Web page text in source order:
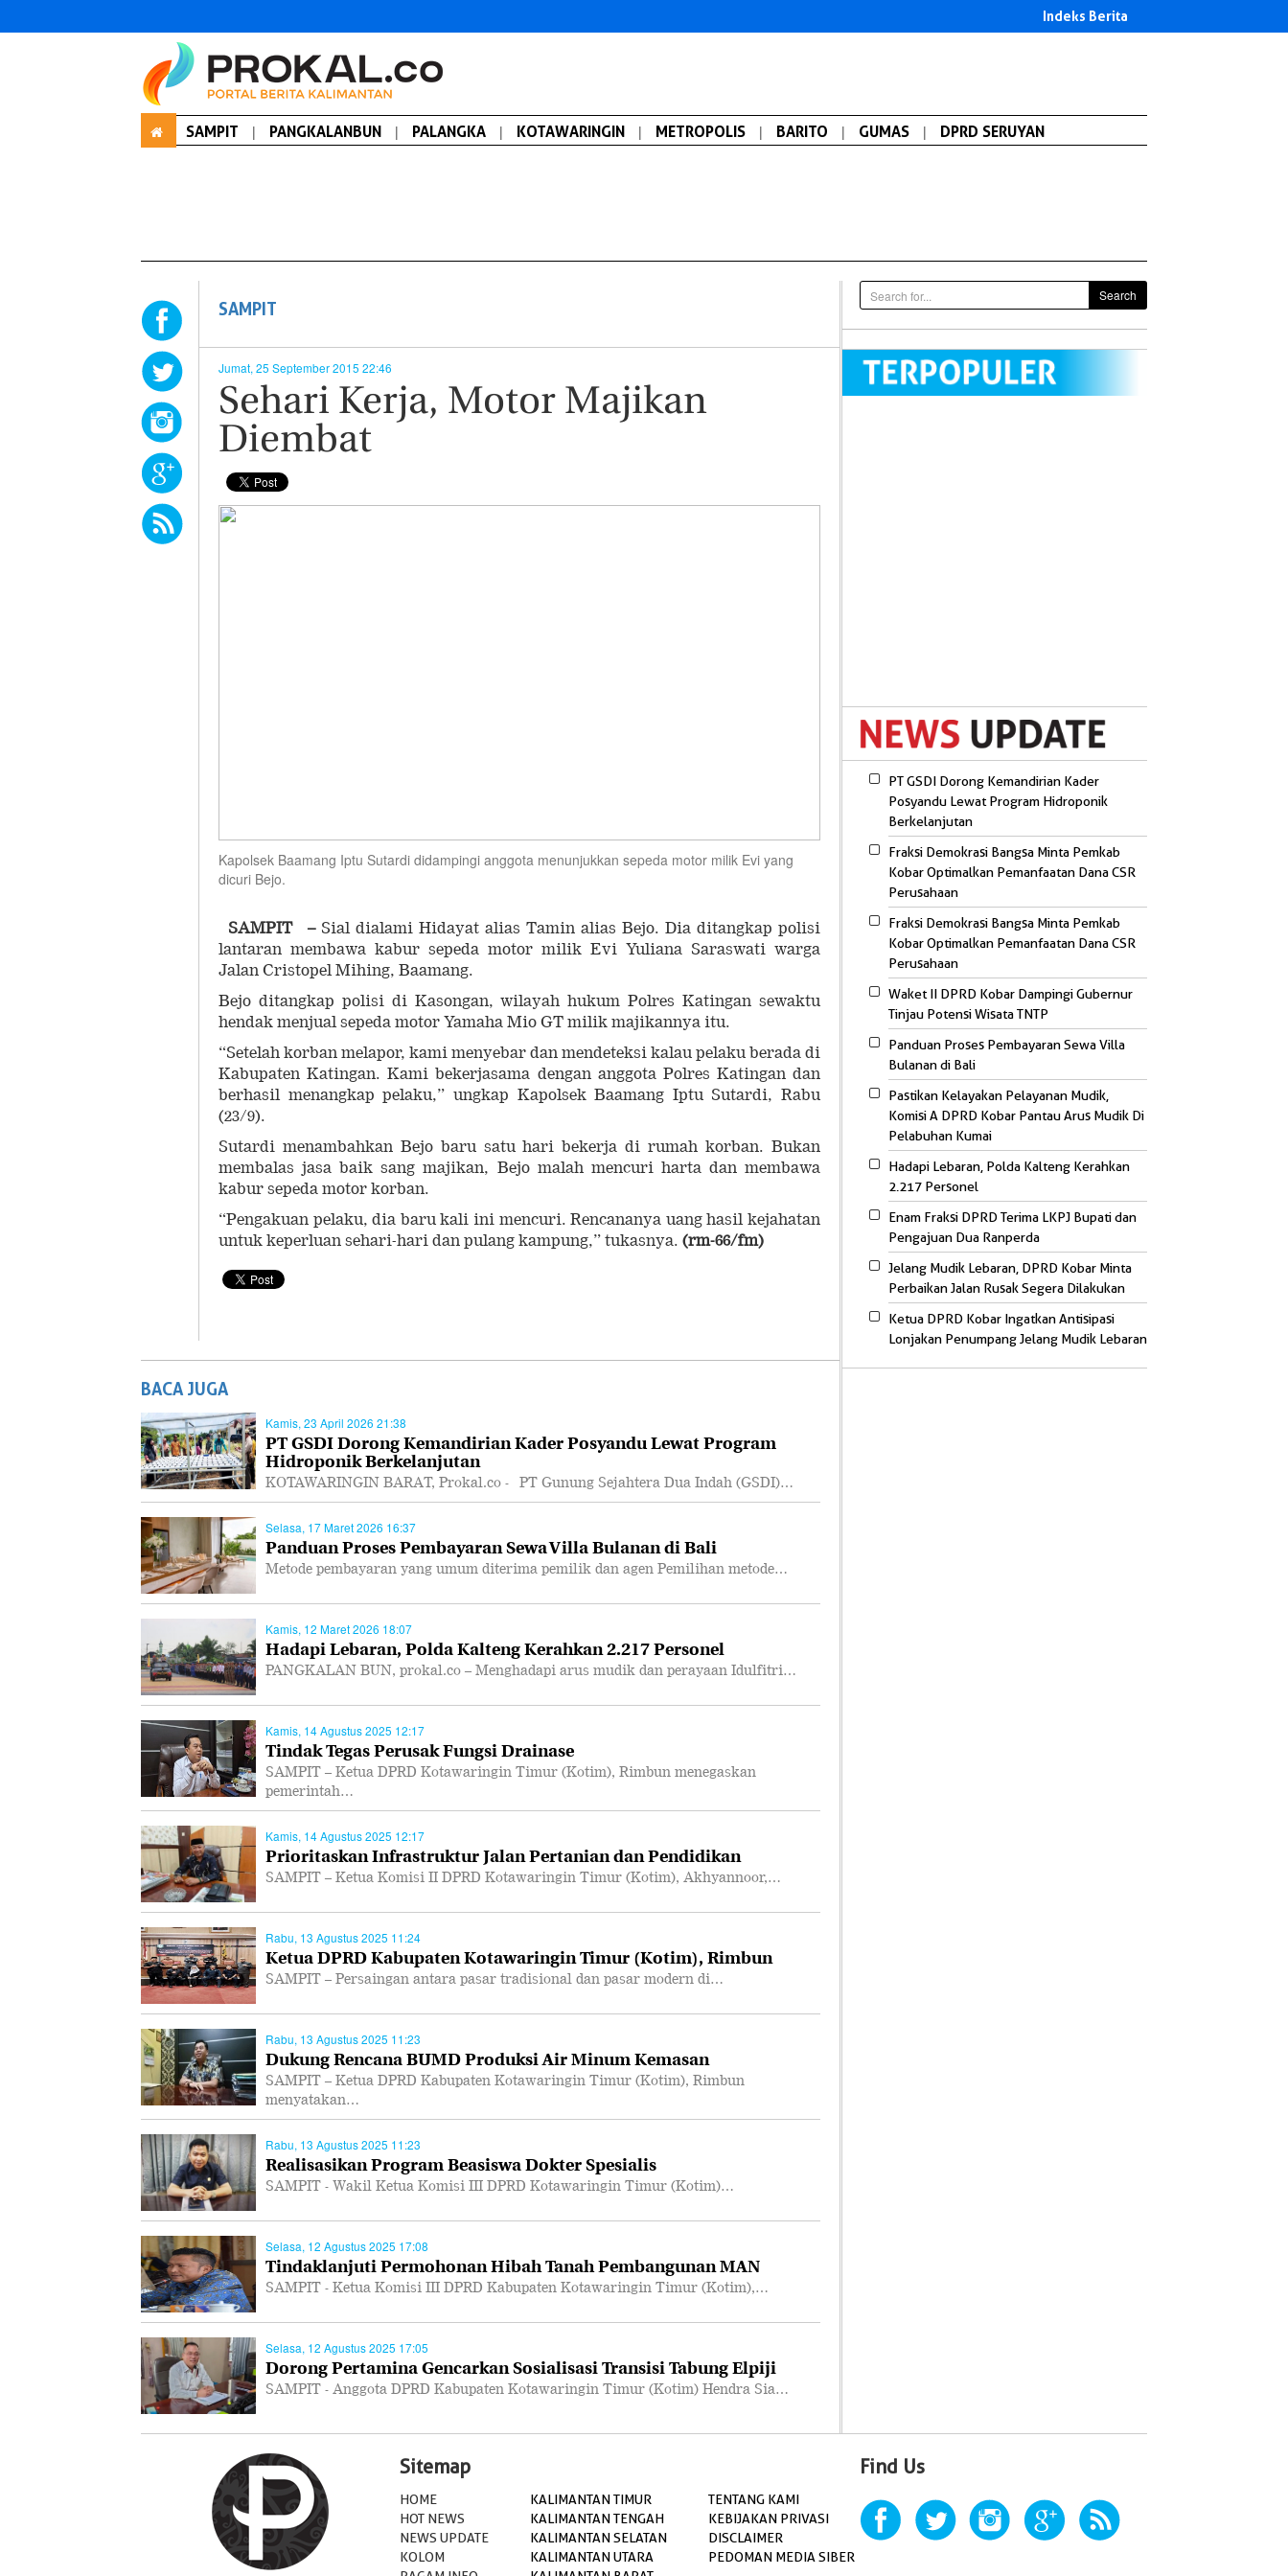
Indeks Berita
SAMPIT | PANGKALANBUN | PALANGKA | KOTAWARINGIN | METROPOLIS | BARITO | GUMAS | DPRD SERUYAN
SAMPIT
Jumat, 25 September 2015 22:46
Sehari Kerja, Motor Majikan
Diembat
Kapolsek Baamang Iptu Sutardi didampingi anggota menunjukkan sepeda motor milik Evi yang
dicuri Bejo.
SAMPIT – Sial dialami Hidayat alias Tamin alias Bejo. Dia ditangkap polisi
lantaran membawa kabur sepeda motor milik Evi Yuliana Saraswati warga
Jalan Cristopel Mihing, Baamang.
Bejo ditangkap polisi di Kasongan, wilayah hukum Polres Katingan sewaktu
hendak menjual sepeda motor Yamaha Mio GT milik majikannya itu.
“Setelah korban melapor, kami menyebar dan mendeteksi kalau pelaku berada di
Kabupaten Katingan. Kami bekerjasama dengan anggota Polres Katingan dan
berhasil menangkap pelaku,” ungkap Kapolsek Baamang Iptu Sutardi, Rabu
(23/9).
Sutardi menambahkan Bejo baru satu hari bekerja di rumah korban. Bukan
membalas jasa baik sang majikan, Bejo malah mencuri harta dan membawa
kabur sepeda motor korban.
“Pengakuan pelaku, dia baru kali ini mencuri. Rencananya uang hasil kejahatan
untuk keperluan sehari-hari dan pulang kampung,” tukasnya. (rm-66/fm)
BACA JUGA
Kamis, 23 April 2026 21:38
PT GSDI Dorong Kemandirian Kader Posyandu Lewat Program
Hidroponik Berkelanjutan
KOTAWARINGIN BARAT, Prokal.co - PT Gunung Sejahtera Dua Indah (GSDI)…
Selasa, 17 Maret 2026 16:37
Panduan Proses Pembayaran Sewa Villa Bulanan di Bali
Metode pembayaran yang umum diterima pemilik dan agen Pemilihan metode…
Kamis, 12 Maret 2026 18:07
Hadapi Lebaran, Polda Kalteng Kerahkan 2.217 Personel
PANGKALAN BUN, prokal.co – Menghadapi arus mudik dan perayaan Idulfitri…
Kamis, 14 Agustus 2025 12:17
Tindak Tegas Perusak Fungsi Drainase
SAMPIT – Ketua DPRD Kotawaringin Timur (Kotim), Rimbun menegaskan
pemerintah…
Kamis, 14 Agustus 2025 12:17
Prioritaskan Infrastruktur Jalan Pertanian dan Pendidikan
SAMPIT – Ketua Komisi II DPRD Kotawaringin Timur (Kotim), Akhyannoor,…
Rabu, 13 Agustus 2025 11:24
Ketua DPRD Kabupaten Kotawaringin Timur (Kotim), Rimbun
SAMPIT – Persaingan antara pasar tradisional dan pasar modern di…
Rabu, 13 Agustus 2025 11:23
Dukung Rencana BUMD Produksi Air Minum Kemasan
SAMPIT – Ketua DPRD Kabupaten Kotawaringin Timur (Kotim), Rimbun
menyatakan…
Rabu, 13 Agustus 2025 11:23
Realisasikan Program Beasiswa Dokter Spesialis
SAMPIT - Wakil Ketua Komisi III DPRD Kotawaringin Timur (Kotim)…
Selasa, 12 Agustus 2025 17:08
Tindaklanjuti Permohonan Hibah Tanah Pembangunan MAN
SAMPIT - Ketua Komisi III DPRD Kabupaten Kotawaringin Timur (Kotim),…
Selasa, 12 Agustus 2025 17:05
Dorong Pertamina Gencarkan Sosialisasi Transisi Tabung Elpiji
SAMPIT - Anggota DPRD Kabupaten Kotawaringin Timur (Kotim) Hendra Sia…
Search
PT GSDI Dorong Kemandirian Kader
Posyandu Lewat Program Hidroponik
Berkelanjutan
Fraksi Demokrasi Bangsa Minta Pemkab
Kobar Optimalkan Pemanfaatan Dana CSR
Perusahaan
Fraksi Demokrasi Bangsa Minta Pemkab
Kobar Optimalkan Pemanfaatan Dana CSR
Perusahaan
Waket II DPRD Kobar Dampingi Gubernur
Tinjau Potensi Wisata TNTP
Panduan Proses Pembayaran Sewa Villa
Bulanan di Bali
Pastikan Kelayakan Pelayanan Mudik,
Komisi A DPRD Kobar Pantau Arus Mudik Di
Pelabuhan Kumai
Hadapi Lebaran, Polda Kalteng Kerahkan
2.217 Personel
Enam Fraksi DPRD Terima LKPJ Bupati dan
Pengajuan Dua Ranperda
Jelang Mudik Lebaran, DPRD Kobar Minta
Perbaikan Jalan Rusak Segera Dilakukan
Ketua DPRD Kobar Ingatkan Antisipasi
Lonjakan Penumpang Jelang Mudik Lebaran
Sitemap
HOME
HOT NEWS
NEWS UPDATE
KOLOM
KALIMANTAN TIMUR
KALIMANTAN TENGAH
KALIMANTAN SELATAN
KALIMANTAN UTARA
TENTANG KAMI
KEBIJAKAN PRIVASI
DISCLAIMER
PEDOMAN MEDIA SIBER
Find Us